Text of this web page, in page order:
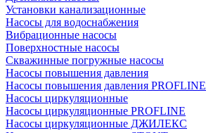
Установки канализационные
Насосы для водоснабжения
Вибрационные насосы
Поверхностные насосы
Скважинные погружные насосы
Насосы повышения давления
Насосы повышения давления PROFLINE
Насосы циркуляционные
Насосы циркуляционные PROFLINE
Насосы циркуляционные ДЖИЛЕКС